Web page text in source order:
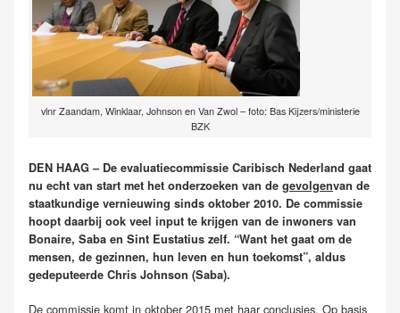
vlnr Zaandam, Winklaar, Johnson en Van Zwol – foto: Bas Kijzers/ministerie
BZK
DEN HAAG – De evaluatiecommissie Caribisch Nederland gaat
nu echt van start met het onderzoeken van de gevolgenvan de
staatkundige vernieuwing sinds oktober 2010. De commissie
hoopt daarbij ook veel input te krijgen van de inwoners van
Bonaire, Saba en Sint Eustatius zelf. “Want het gaat om de
mensen, de gezinnen, hun leven en hun toekomst”, aldus
gedeputeerde Chris Johnson (Saba).
De commissie komt in oktober 2015 met haar conclusies. Op basis